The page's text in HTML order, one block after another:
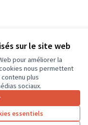
sur le site web
pour améliorer la
nous permettent
plus
sociaux.
essentiels